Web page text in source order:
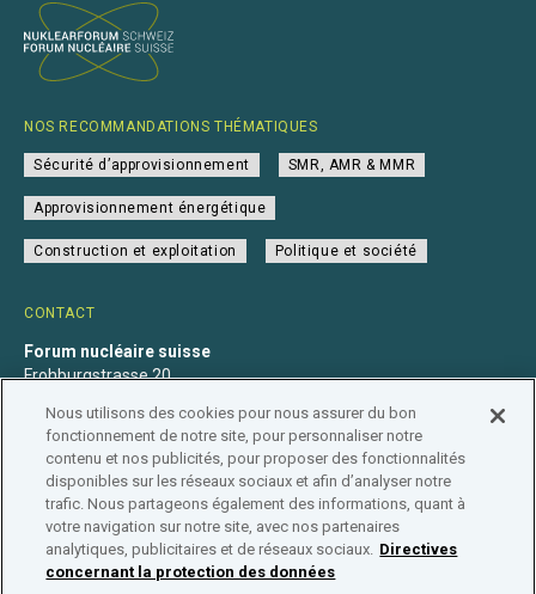
CONTACT
Forum nucléaire suisse
Frohburgstrasse 20
+41 31 560 36 50
info@nuklearforum.ch
NOS RECOMMANDATIONS THÉMATIQUES
Sécurité d’approvisionnement SMR, AMR & MMR
Approvisionnement énergétique
Construction et exploitation Politique et société
Déclaration de confidentialité Impressum Affiliation
Nous utilisons des cookies pour nous assurer du bon
fonctionnement de notre site, pour personnaliser notre
contenu et nos publicités, pour proposer des fonctionnalités
disponibles sur les réseaux sociaux et afin d’analyser notre
trafic. Nous partageons également des informations, quant à
votre navigation sur notre site, avec nos partenaires
analytiques, publicitaires et de réseaux sociaux. Directives
concernant la protection des données